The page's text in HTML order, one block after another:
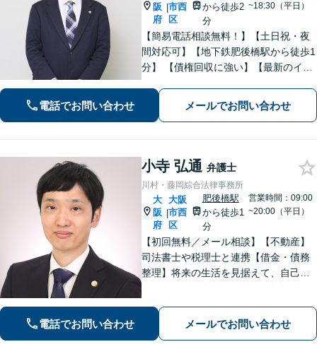
阪
府
|市西
区
から徒歩2
分
~18:30（平日）
【簡易電話相談無料！】【土日祝・夜
間対応可】【地下鉄肥後橋駅から徒歩1
分】 【債権回収に強い】【最新のイン
けで解決することもよくあります。ま
ずはお気軽にご相談下さい。【ビデオ
電話でお問い合わせ メールでお問い合わせ
小寺 弘通 弁護士
川村・藤岡綜合法律事務所
大
阪
府
|
大阪
市西
区
肥後橋駅
から徒歩1
分
営業時間：09:00
~20:00（平日）
【初回無料／メール相談】【不動産】
司法書士や税理士と連携【借金・債務
整理】将来の生活を見据えて、自己破
【相続問題】全国出張可。遺産分割協
議や遺留分、遺言書作成などにも対応
電話でお問い合わせ メールでお問い合わせ